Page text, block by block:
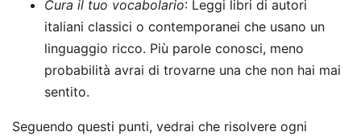
Cura il tuo vocabolario: Leggi libri di autori
italiani classici o contemporanei che usano un
linguaggio ricco. Più parole conosci, meno
probabilità avrai di trovarne una che non hai mai
sentito.
Seguendo questi punti, vedrai che risolvere ogni